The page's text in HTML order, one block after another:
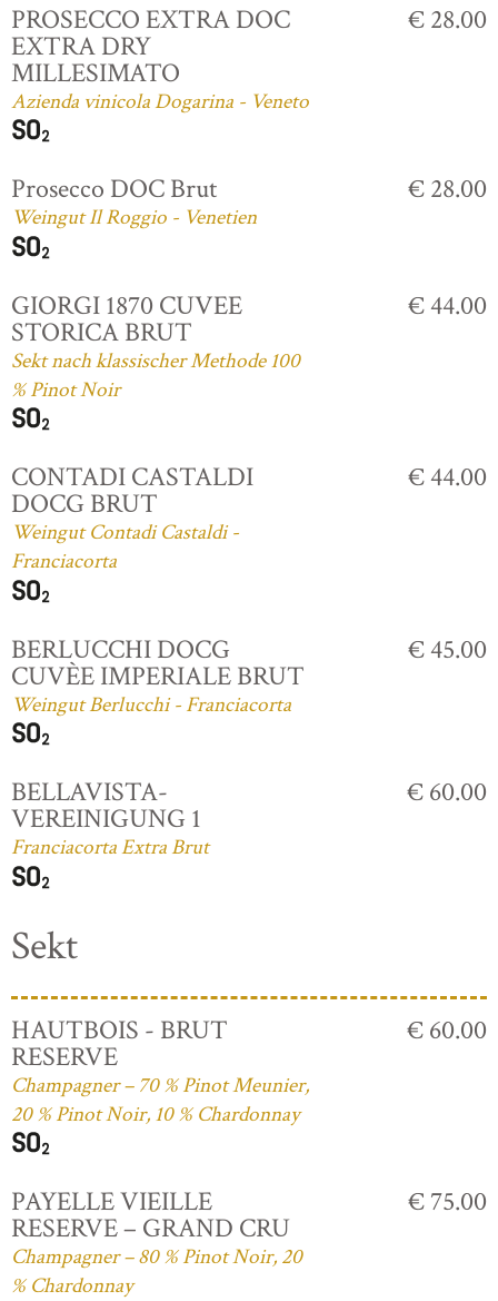
PROSECCO EXTRA DOC
EXTRA DRY
MILLESIMATO
Azienda vinicola Dogarina - Veneto
€ 28.00
Prosecco DOC Brut
Weingut Il Roggio - Venetien
€ 28.00
GIORGI 1870 CUVEE
STORICA BRUT
Sekt nach klassischer Methode 100
% Pinot Noir
€ 44.00
CONTADI CASTALDI
DOCG BRUT
Weingut Contadi Castaldi -
Franciacorta
€ 44.00
BERLUCCHI DOCG
CUVÈE IMPERIALE BRUT
Weingut Berlucchi - Franciacorta
€ 45.00
BELLAVISTA-
VEREINIGUNG 1
Franciacorta Extra Brut
€ 60.00
Sekt
HAUTBOIS - BRUT
RESERVE
Champagner – 70 % Pinot Meunier,
20 % Pinot Noir, 10 % Chardonnay
€ 60.00
PAYELLE VIEILLE
RESERVE – GRAND CRU
Champagner – 80 % Pinot Noir, 20
% Chardonnay
€ 75.00